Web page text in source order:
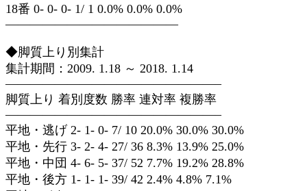
18番 0- 0- 0- 1/ 1 0.0% 0.0% 0.0%
——————————————
◆脚質上り別集計
集計期間：2009. 1.18 ～ 2018. 1.14
—————————————————–
脚質上り 着別度数 勝率 連対率 複勝率
—————————————————–
平地・逃げ 2- 1- 0- 7/ 10 20.0% 30.0% 30.0%
平地・先行 3- 2- 4- 27/ 36 8.3% 13.9% 25.0%
平地・中団 4- 6- 5- 37/ 52 7.7% 19.2% 28.8%
平地・後方 1- 1- 1- 39/ 42 2.4% 4.8% 7.1%